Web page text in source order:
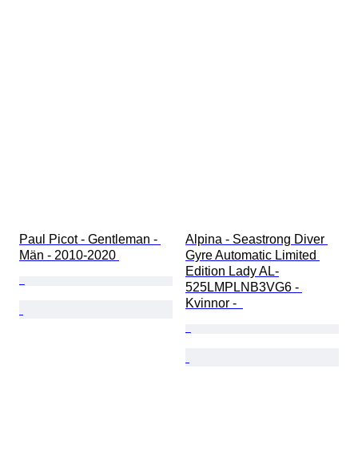
Paul Picot - Gentleman -
Män - 2010-2020
Alpina - Seastrong Diver
Gyre Automatic Limited
Edition Lady AL-
525LMPLNB3VG6 -
Kvinnor -